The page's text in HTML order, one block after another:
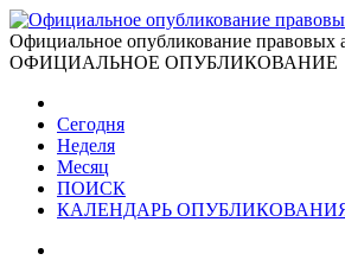
Официальное опубликование правовых
ОФИЦИАЛЬНОЕ ОПУБЛИКОВАНИЕ
Сегодня
Неделя
Месяц
ПОИСК
КАЛЕНДАРЬ